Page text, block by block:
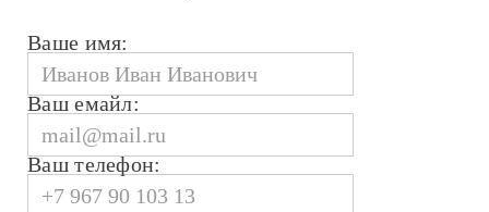
Ваше имя:
Ваш емайл:
Ваш телефон: